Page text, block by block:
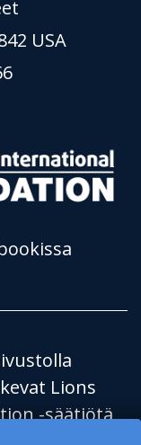
USA
Lions
-säätiötä